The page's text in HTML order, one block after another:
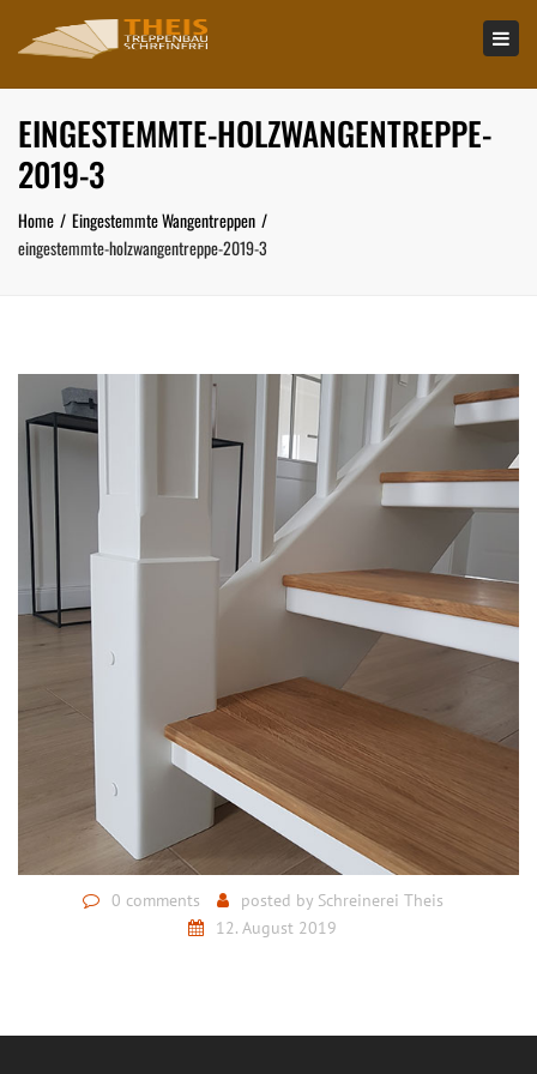
EINGESTEMMTE-HOLZWANGENTREPPE-
2019-3
Home
Eingestemmte Wangentreppen
eingestemmte-holzwangentreppe-2019-3
0 comments posted by Schreinerei Theis
12. August 2019